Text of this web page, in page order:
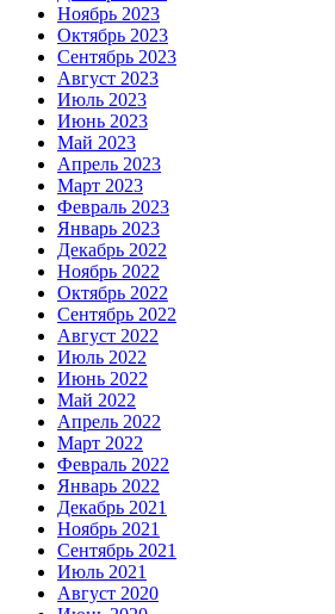
Ноябрь 2023
Октябрь 2023
Сентябрь 2023
Август 2023
Июль 2023
Июнь 2023
Май 2023
Апрель 2023
Март 2023
Февраль 2023
Январь 2023
Декабрь 2022
Ноябрь 2022
Октябрь 2022
Сентябрь 2022
Август 2022
Июль 2022
Июнь 2022
Май 2022
Апрель 2022
Март 2022
Февраль 2022
Январь 2022
Декабрь 2021
Ноябрь 2021
Сентябрь 2021
Июль 2021
Август 2020